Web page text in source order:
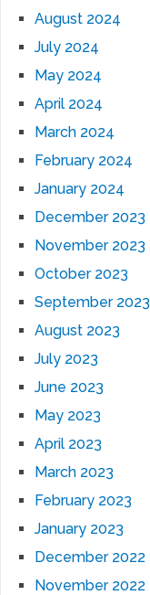
August 2024
July 2024
May 2024
April 2024
March 2024
February 2024
January 2024
December 2023
November 2023
October 2023
September 2023
August 2023
July 2023
June 2023
May 2023
April 2023
March 2023
February 2023
January 2023
December 2022
November 2022